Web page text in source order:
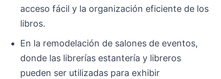
acceso fácil y la organización eficiente de los
libros.
En la remodelación de salones de eventos,
donde las librerías estantería y libreros
pueden ser utilizadas para exhibir